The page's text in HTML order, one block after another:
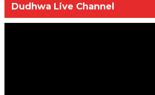
Dudhwa Live Channel